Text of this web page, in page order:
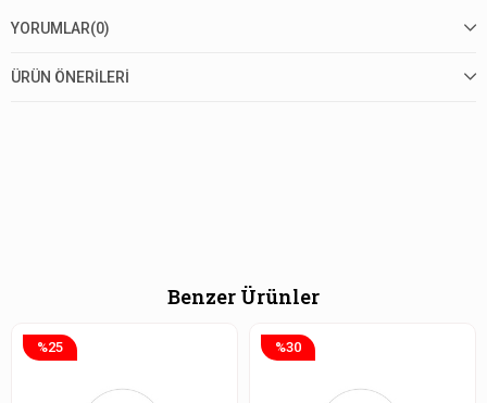
YORUMLAR(0)
ÜRÜN ÖNERILERI
Benzer Ürünler
%25 %30